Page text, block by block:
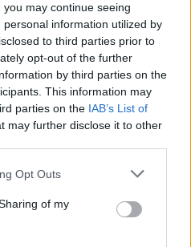
may continue seeing
information utilized by
to third parties prior to
opt-out of the further
by third parties on the
This information may
parties on the IAB’s List of
may further disclose it to other
uses one or more Google
behaviour. You may click to
and its third-party tags to
purposes in below Google
Opt Outs
of my
május 26-án fogadta el a
szabályozásáról szóló
de Ley Orgánica para el
de la inteligencia
EU mesterséges
(MI Rendelet)
való